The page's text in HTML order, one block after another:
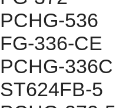
PCHG-536
FG-336-CE
PCHG-336C
ST624FB-5